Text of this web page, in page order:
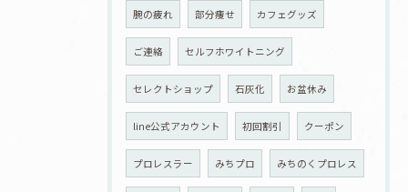
腕の疲れ 部分痩せ カフェグッズ
ご連絡 セルフホワイトニング
セレクトショップ 石灰化 お盆休み
line公式アカウント 初回割引 クーポン
プロレスラー みちプロ みちのくプロレス